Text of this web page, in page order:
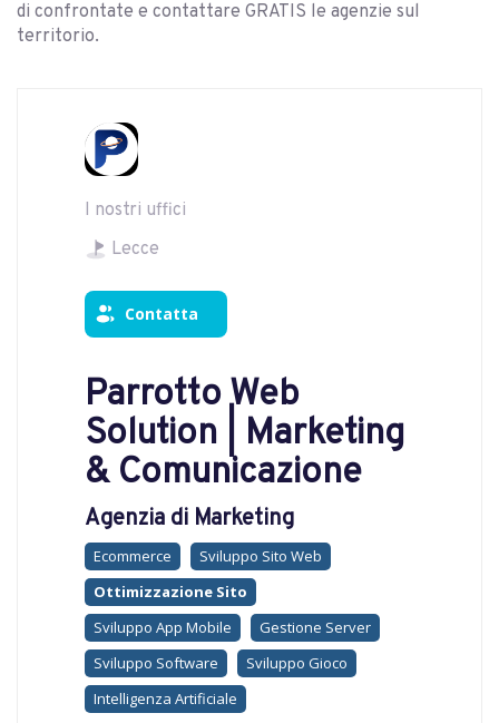
di confrontate e contattare GRATIS le agenzie sul
territorio.
I nostri uffici
Lecce
Contatta
Parrotto Web
Solution | Marketing
& Comunicazione
Agenzia di Marketing
Ecommerce
Sviluppo Sito Web
Ottimizzazione Sito
Sviluppo App Mobile
Gestione Server
Sviluppo Software
Sviluppo Gioco
Intelligenza Artificiale